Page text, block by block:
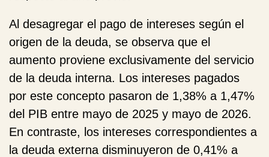
Al desagregar el pago de intereses según el
origen de la deuda, se observa que el
aumento proviene exclusivamente del servicio
de la deuda interna. Los intereses pagados
por este concepto pasaron de 1,38% a 1,47%
del PIB entre mayo de 2025 y mayo de 2026.
En contraste, los intereses correspondientes a
la deuda externa disminuyeron de 0,41% a